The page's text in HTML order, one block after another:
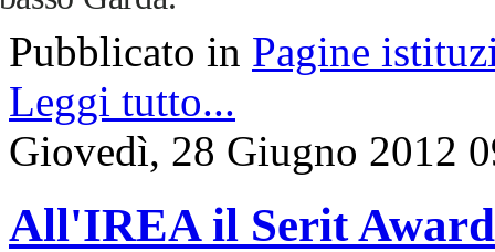
Pubblicato in Pagine
Leggi tutto...
Giovedì, 28 Giugno 2012
All'IREA il Serit